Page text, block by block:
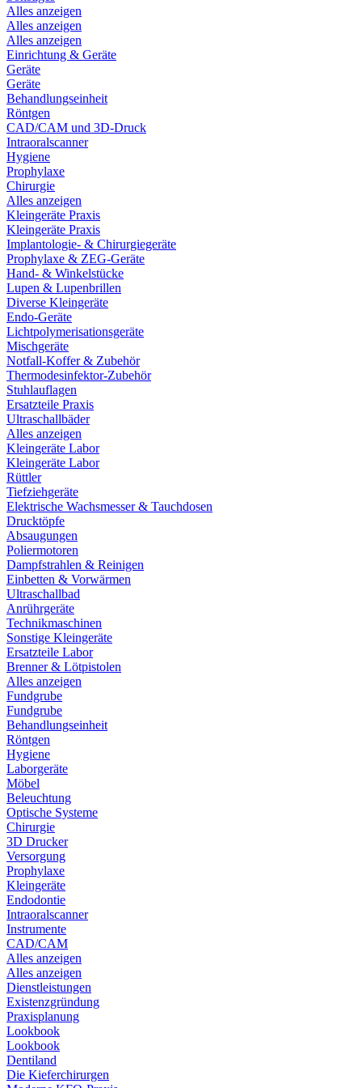
Alles anzeigen
Alles anzeigen
Alles anzeigen
Einrichtung & Geräte
Geräte
Geräte
Behandlungseinheit
Röntgen
CAD/CAM und 3D-Druck
Intraoralscanner
Hygiene
Prophylaxe
Chirurgie
Alles anzeigen
Kleingeräte Praxis
Kleingeräte Praxis
Implantologie- & Chirurgiegeräte
Prophylaxe & ZEG-Geräte
Hand- & Winkelstücke
Lupen & Lupenbrillen
Diverse Kleingeräte
Endo-Geräte
Lichtpolymerisationsgeräte
Mischgeräte
Notfall-Koffer & Zubehör
Thermodesinfektor-Zubehör
Stuhlauflagen
Ersatzteile Praxis
Ultraschallbäder
Alles anzeigen
Kleingeräte Labor
Kleingeräte Labor
Rüttler
Tiefziehgeräte
Elektrische Wachsmesser & Tauchdosen
Drucktöpfe
Absaugungen
Poliermotoren
Dampfstrahlen & Reinigen
Einbetten & Vorwärmen
Ultraschallbad
Anrührgeräte
Technikmaschinen
Sonstige Kleingeräte
Ersatzteile Labor
Brenner & Lötpistolen
Alles anzeigen
Fundgrube
Fundgrube
Behandlungseinheit
Röntgen
Hygiene
Laborgeräte
Möbel
Beleuchtung
Optische Systeme
Chirurgie
3D Drucker
Versorgung
Prophylaxe
Kleingeräte
Endodontie
Intraoralscanner
Instrumente
CAD/CAM
Alles anzeigen
Alles anzeigen
Dienstleistungen
Existenzgründung
Praxisplanung
Lookbook
Lookbook
Dentiland
Die Kieferchirurgen